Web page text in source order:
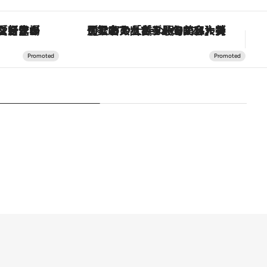
ヴァシュロン・コンスタンタン「オーヴァーシーズ・オートマティック」。旅愛好家のお気に入りコレクションから、ジェンダーレスな新作が登場 【銀座で出合う最旬美容】美髪ケアや上質な眠り…セルフケアのアップデートから、特別な名入れギフトまで。大人のための「ReFa GINZA」クルーズ